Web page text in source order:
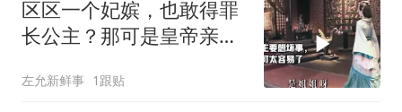
区区一个妃嫔，也敢得罪
长公主？那可是皇帝亲
左允新鲜事 1跟贴